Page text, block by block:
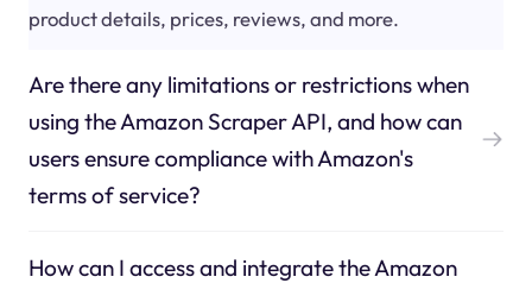
product details, prices, reviews, and more.
Are there any limitations or restrictions when
using the Amazon Scraper API, and how can
users ensure compliance with Amazon's
terms of service?
How can I access and integrate the Amazon